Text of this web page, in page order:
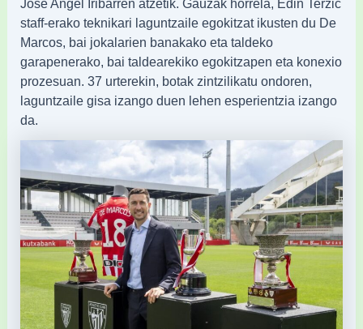
Jose Angel Iribarren atzetik. Gauzak horrela, Edin Terzić
staff-erako teknikari laguntzaile egokitzat ikusten du De
Marcos, bai jokalarien banakako eta taldeko
garapenerako, bai taldearekiko egokitzapen eta konexio
prozesuan. 37 urterekin, botak zintzilikatu ondoren,
laguntzaile gisa izango duen lehen esperientzia izango
da.